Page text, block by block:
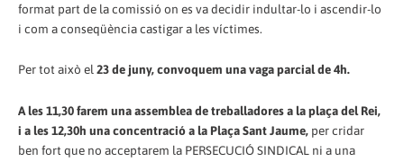
format part de la comissió on es va decidir indultar-lo i ascendir-lo
i com a conseqüència castigar a les víctimes.
Per tot això el23 de juny, convoquem una vaga parcial de 4h.
A les 11,30 farem una assemblea de treballadores a la plaça del Rei,
i a les 12,30h una concentració a la Plaça Sant Jaume, per cridar
ben fort que no acceptarem la PERSECUCIÓ SINDICAL ni a una